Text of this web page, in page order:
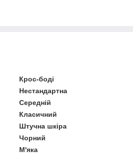
Крос-боді
Нестандартна
Середній
Класичний
Штучна шкіра
Чорний
М'яка